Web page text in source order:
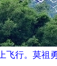
飞行。莫祖